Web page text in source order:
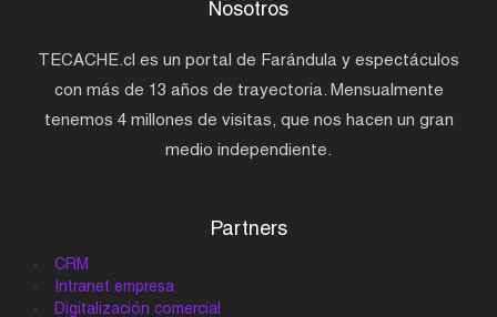
Nosotros
TECACHE.cl es un portal de Farándula y espectáculos
con más de 13 años de trayectoria. Mensualmente
tenemos 4 millones de visitas, que nos hacen un gran
medio independiente.
Partners
CRM
Intranet empresa
Digitalización comercial